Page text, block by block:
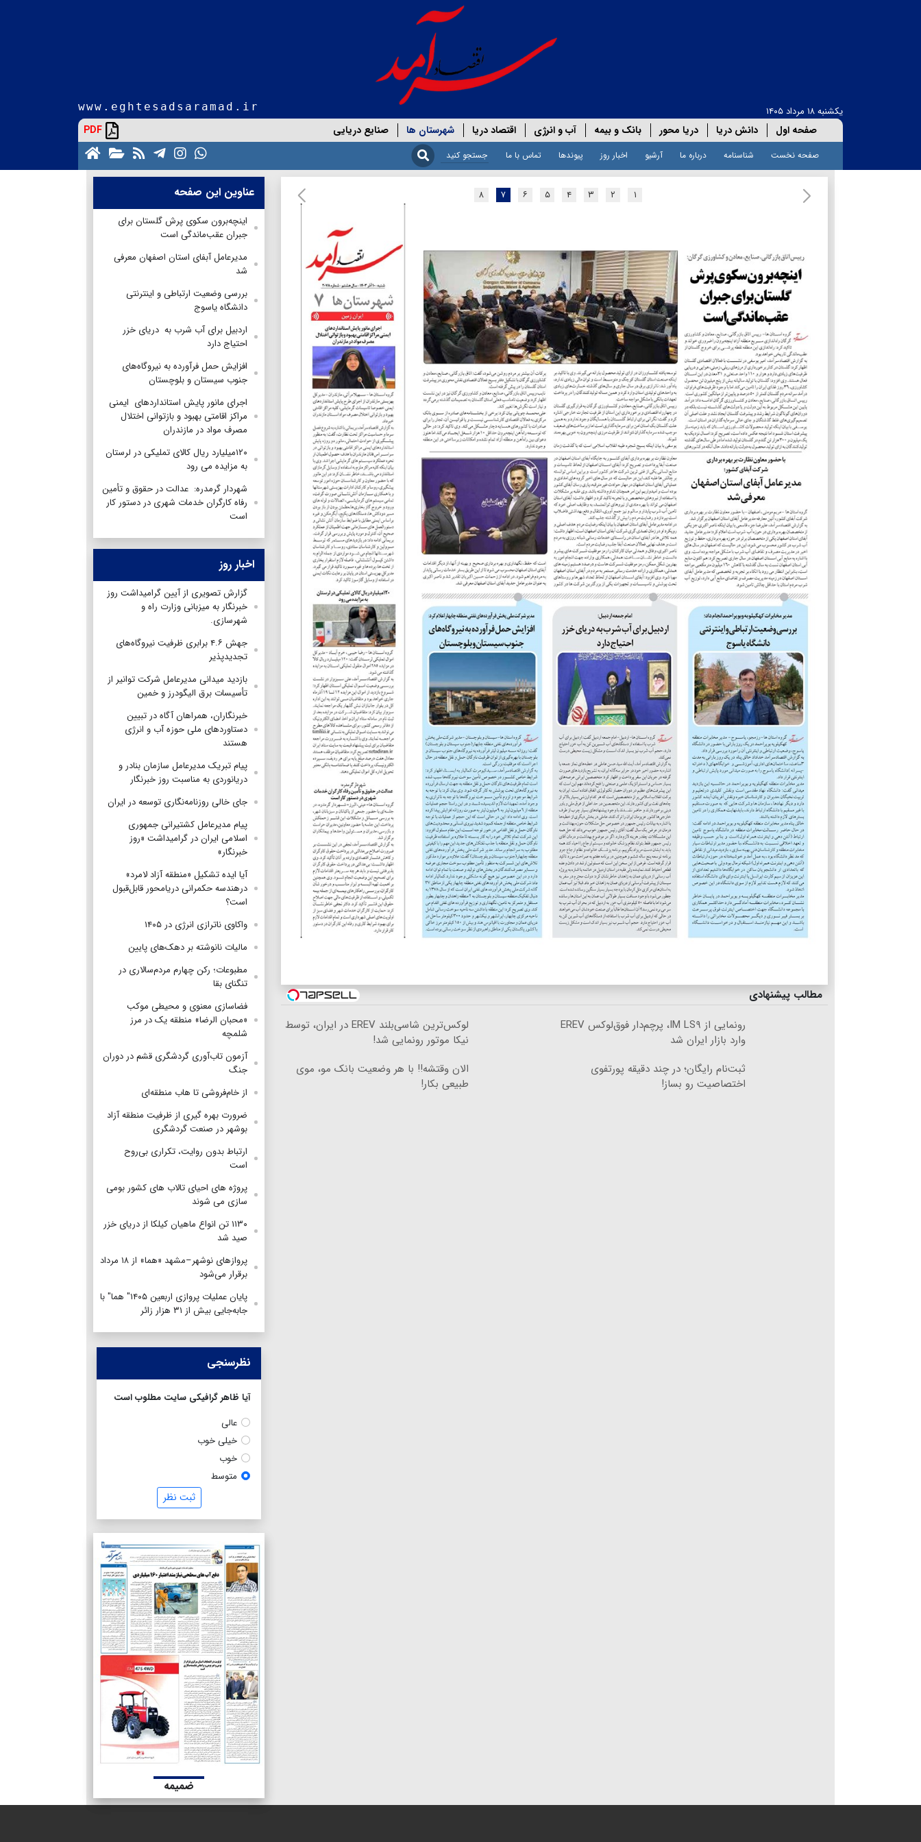
یکشنبه ۱۸ مرداد ۱۴۰۵ www.eghtesadsaramad.ir
صفحه اول دانش دریا دریا محور بانک و بیمه آب و انرژی اقتصاد دریا شهرستان ها صنایع دریایی PDF
صفحه نخست شناسنامه درباره ما آرشیو اخبار روز پیوندها تماس با ما
۱ ۲ ۳ ۴ ۵ ۶ ۷ ۸
مطالب پیشنهادی
رونمایی از IM LS۹، پرچم‌دار فوق‌لوکس EREV
وارد بازار ایران شد
لوکس‌ترین شاسی‌بلند EREV در ایران، توسط
نیکا موتور رونمایی شد!
ثبت‌نام رایگان؛ در چند دقیقه پورتفوی
اختصاصیت رو بساز!
الان وقتشه‼️ با هر وضعیت بانک مو، موی
طبیعی بکار!
عناوین این صفحه
اینچه‌برون سکوی پرش گلستان برای
جبران عقب‌ماندگی است
مدیرعامل آبفای استان اصفهان معرفی
شد
بررسی وضعیت ارتباطی و اینترنتی
دانشگاه یاسوج
اردبیل برای آب شرب به دریای خزر
احتیاج دارد
افزایش حمل فرآورده به نیروگاه‌های
جنوب سیستان و بلوچستان
اجرای مانور پایش استانداردهای ایمنی
مراکز اقامتی بهبود و بازتوانی اختلال
مصرف مواد در مازندران
۱۲۰میلیارد ریال کالای تملیکی در لرستان
به مزایده می رود
شهردار گرمدره: عدالت در حقوق و تأمین
رفاه کارگران خدمات شهری در دستور کار
است
اخبار روز
گزارش تصویری از آیین گرامیداشت روز
خبرنگار به میزبانی وزارت راه و
شهرسازی.
جهش ۴.۶ برابری ظرفیت نیروگاه‌های
تجدیدپذیر
بازدید میدانی مدیرعامل شرکت توانیر از
تأسیسات برق الیگودرز و خمین
خبرنگاران، همراهان آگاه در تبیین
دستاوردهای ملی حوزه آب و انرژی
هستند
پیام تبریک مدیرعامل سازمان بنادر و
دریانوردی به مناسبت روز خبرنگار
جای خالی روزنامه‌نگاری توسعه در ایران
پیام مدیرعامل کشتیرانی جمهوری
اسلامی ایران در گرامیداشت «روز
خبرنگار»
آیا ایده تشکیل «منطقه آزاد لامرد»
درهندسه حکمرانی دریامحور قابل‌قبول
است؟
واکاوی ناترازی انرژی در ۱۴۰۵
مالیات نانوشته بر دهک‌های پایین
مطبوعات؛ رکن چهارم مردم‌سالاری در
تنگنای بقا
فضاسازی معنوی و محیطی موکب
«محبان الرضا» منطقه یک در مرز
شلمچه
آزمون تاب‌آوری گردشگری قشم در دوران
جنگ
از خام‌فروشی تا هاب منطقه‌ای
ضرورت بهره گیری از ظرفیت منطقه آزاد
بوشهر در صنعت گردشگری
ارتباط بدون روایت، تکراری بی‌روح
است
پروژه های احیای تالاب های کشور بومی
سازی می شوند
۱۱۳۰ تن انواع ماهیان کیلکا از دریای خزر
صید شد
پروازهای نوشهر–مشهد «هما» از ۱۸ مرداد
برقرار می‌شود
پایان عملیات پروازی اربعین ۱۴۰۵" هما" با
جابه‌جایی بیش از ۳۱ هزار زائر
نظرسنجی
آیا ظاهر گرافیکی سایت مطلوب است
عالی
خیلی خوب
خوب
متوسط
ثبت نظر
ضمیمه